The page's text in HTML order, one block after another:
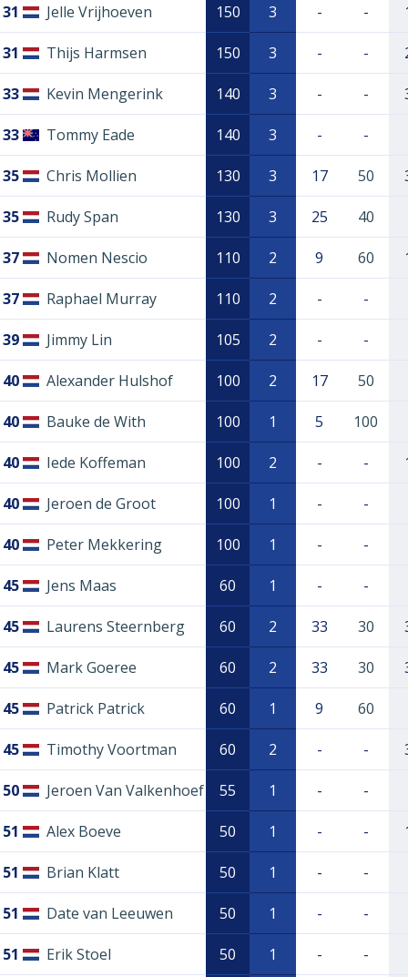
31 Jelle Vrijhoeven 150 3 - -
31 Thijs Harmsen 150 3 - -
33 Kevin Mengerink 140 3 - -
33 Tommy Eade 140 3 - -
35 Chris Mollien 130 3 17 50
35 Rudy Span 130 3 25 40
37 Nomen Nescio 110 2 9 60
37 Raphael Murray 110 2 - -
39 Jimmy Lin 105 2 - -
40 Alexander Hulshof 100 2 17 50
40 Bauke de With 100 1 5 100
40 Iede Koffeman 100 2 - -
40 Jeroen de Groot 100 1 - -
40 Peter Mekkering 100 1 - -
45 Jens Maas 60 1 - -
45 Laurens Steernberg 60 2 33 30
45 Mark Goeree 60 2 33 30
45 Patrick Patrick 60 1 9 60
45 Timothy Voortman 60 2 - -
50 Jeroen Van Valkenhoef 55 1 - -
51 Alex Boeve 50 1 - -
51 Brian Klatt 50 1 - -
51 Date van Leeuwen 50 1 - -
51 Erik Stoel 50 1 - -